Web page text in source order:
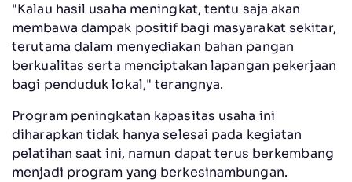
"Kalau hasil usaha meningkat, tentu saja akan
membawa dampak positif bagi masyarakat sekitar,
terutama dalam menyediakan bahan pangan
berkualitas serta menciptakan lapangan pekerjaan
bagi penduduk lokal," terangnya.
Program peningkatan kapasitas usaha ini
diharapkan tidak hanya selesai pada kegiatan
pelatihan saat ini, namun dapat terus berkembang
menjadi program yang berkesinambungan.